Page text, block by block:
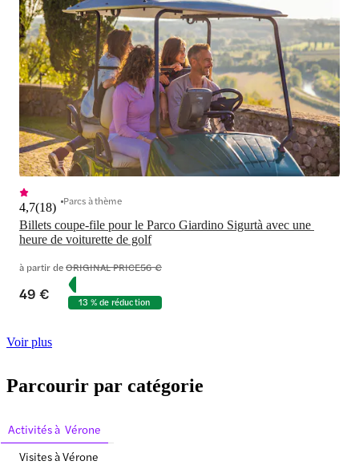
Billets coupe-file pour le Parco Giardino Sigurtà avec une
heure de voiturette de golf
4,7(18) Parcs à thème
à partir deORIGINAL PRICE56 €
49 € 13 % de réduction
Voir plus
Parcourir par catégorie
Activités à Vérone
Visites à Vérone